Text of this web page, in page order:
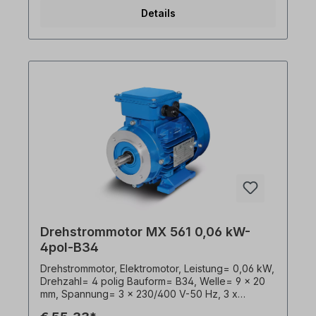
Gewicht= 3,2 kg, Klemmkastenlage= oben
M16, Gehäuse= Aluminiumdruckguss,
abschraubbar. Der Elektromotor ist für den
Frequenzumrichter- Einsatz und für beide
Drehrichtungen geeignet. Gemäß VDE 0105 bzw.
IEC 364 sind alle Arbeiten am Elektroantrieb nur
von qualifiziertem Fachpersonal durchzuführen.
Bei Modifikationen oder Sonderausführungen
bitte Anfrage zusenden. Hilfreiche Tipps zu
Elektromotoren sind im FAQ-Bereich zu finden.
Alle Produktfotos sind unverbindliche
Beispiele!Technische Änderungen vorbehalten.
Details
Drehstrommotor MX 561 0,06 kW-
4pol-B34
Drehstrommotor, Elektromotor, Leistung= 0,06 kW,
Drehzahl= 4 polig Bauform= B34, Welle= 9 x 20
mm, Spannung= 3 x 230/400 V-50 Hz, 3 x